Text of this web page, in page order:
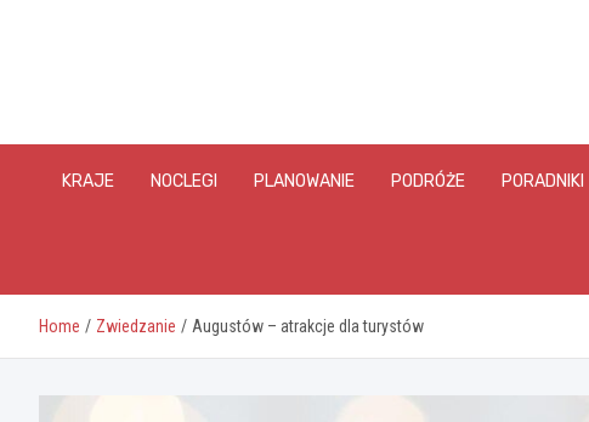
KRAJE NOCLEGI PLANOWANIE PODRÓŻE PORADNIKI
Home Zwiedzanie Augustów – atrakcje dla turystów